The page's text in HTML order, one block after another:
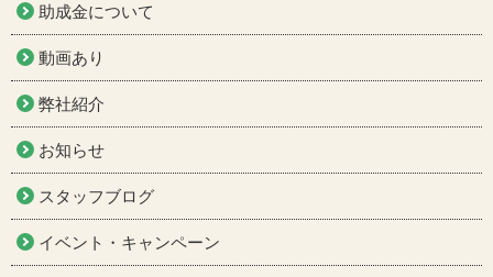
助成金について
動画あり
弊社紹介
お知らせ
スタッフブログ
イベント・キャンペーン